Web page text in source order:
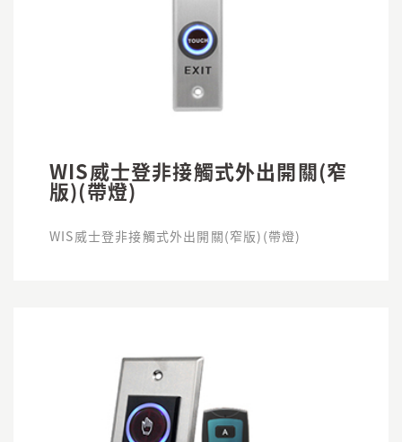
WIS威士登非接觸式外出開關(窄
版)(帶燈)
WIS威士登非接觸式外出開關(窄版)(帶燈)